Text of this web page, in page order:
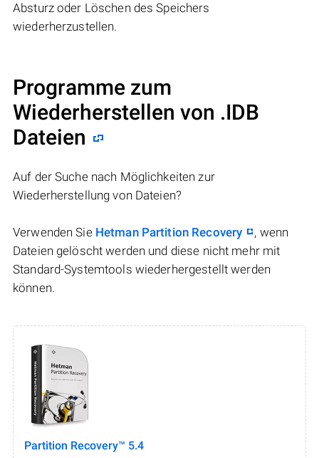
Absturz oder Löschen des Speichers
wiederherzustellen.
Programme zum
Wiederherstellen von .IDB
Dateien
Auf der Suche nach Möglichkeiten zur
Wiederherstellung von Dateien?
Verwenden Sie Hetman Partition Recovery
, wenn
Dateien gelöscht werden und diese nicht mehr mit
Standard-Systemtools wiederhergestellt werden
können.
Partition Recovery™ 5.4